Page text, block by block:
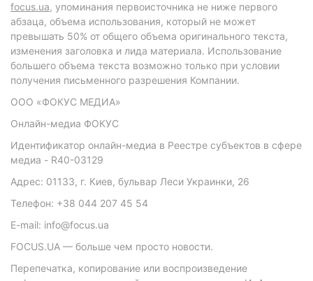
focus.ua, упоминания первоисточника не ниже первого
абзаца, объема использования, который не может
превышать 50% от общего объема оригинального текста,
изменения заголовка и лида материала. Использование
большего объема текста возможно только при условии
получения письменного разрешения Компании.
ООО «ФОКУС МЕДИА»
Онлайн-медиа ФОКУС
Идентификатор онлайн-медиа в Реестре субъектов в сфере
медиа - R40-03129
Адрес: 01133, г. Киев, бульвар Леси Украинки, 26
Телефон: +38 044 207 45 54
E-mail: info@focus.ua
FOCUS.UA — больше чем просто новости.
Перепечатка, копирование или воспроизведение